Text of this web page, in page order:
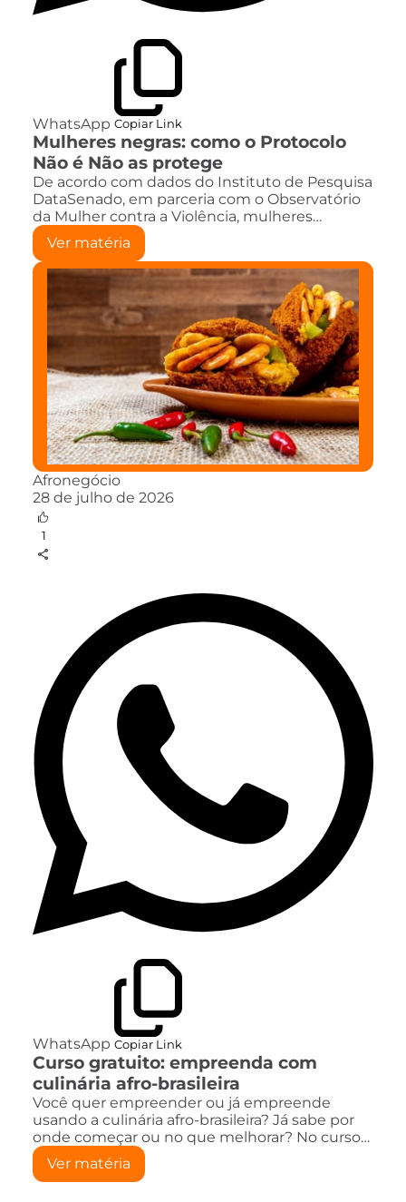
WhatsApp Copiar Link
Mulheres negras: como o Protocolo
Não é Não as protege
De acordo com dados do Instituto de Pesquisa
DataSenado, em parceria com o Observatório
da Mulher contra a Violência, mulheres…
Ver matéria
Afronegócio
28 de julho de 2026
1
WhatsApp Copiar Link
Curso gratuito: empreenda com
culinária afro-brasileira
Você quer empreender ou já empreende
usando a culinária afro-brasileira? Já sabe por
onde começar ou no que melhorar? No curso…
Ver matéria